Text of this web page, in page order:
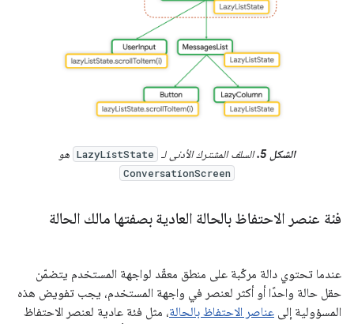
الشكل 5. السلف المشترك الأدنى لـ LazyListState هو
ConversationScreen
فئة عنصر الاحتفاظ بالحالة العادية بصفتها مالك الحالة
عندما تحتوي دالة مركّبة على منطق معقّد لواجهة المستخدم يتضمّن
حقل حالة واحدًا أو أكثر لعنصر في واجهة المستخدم، يجب تفويض هذه
المسؤولية إلى عناصر الاحتفاظ بالحالة، مثل فئة عادية لعنصر الاحتفاظ